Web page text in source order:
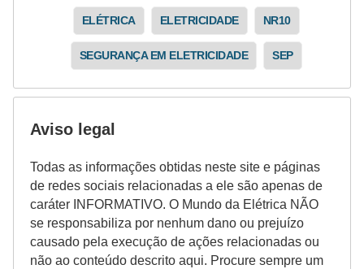
ELÉTRICA ELETRICIDADE NR10
SEGURANÇA EM ELETRICIDADE SEP
Aviso legal
Todas as informações obtidas neste site e páginas
de redes sociais relacionadas a ele são apenas de
caráter INFORMATIVO. O Mundo da Elétrica NÃO
se responsabiliza por nenhum dano ou prejuízo
causado pela execução de ações relacionadas ou
não ao conteúdo descrito aqui. Procure sempre um
o
e
e
s
q
u
e